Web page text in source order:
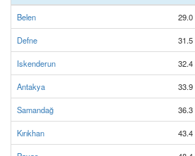
Belen 29.0
Defne 31.5
Iskenderun 32.4
Antakya 33.9
Samandağ 36.3
Kırıkhan 43.4